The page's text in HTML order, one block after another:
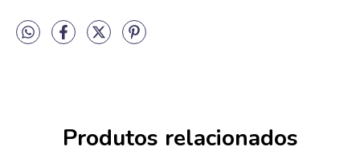
Produtos relacionados